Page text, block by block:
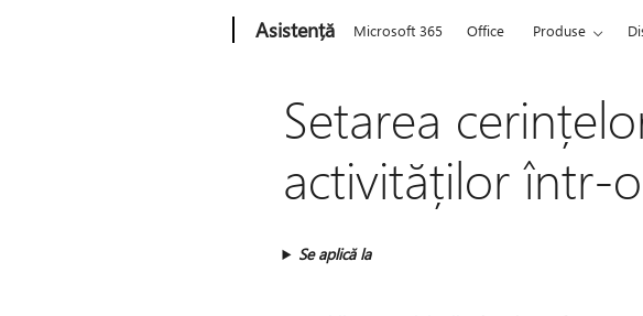
Asistență Microsoft 365 Office Produse
Setarea
activităților într-
Se aplică la